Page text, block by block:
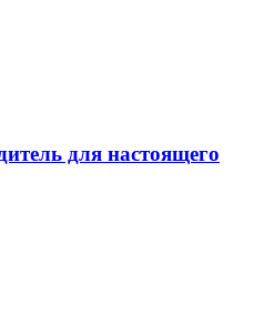
для настоящего